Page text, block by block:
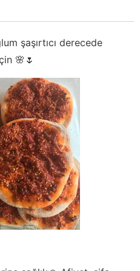
şaşırtıcı derecede
🌸🌷